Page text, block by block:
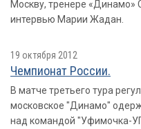
Москву, тренере «Динамо»
интервью Марии Жадан.
19 октября 2012
Чемпионат России.
В матче третьего тура
московское "Динамо"
над командой "Уфимочка-